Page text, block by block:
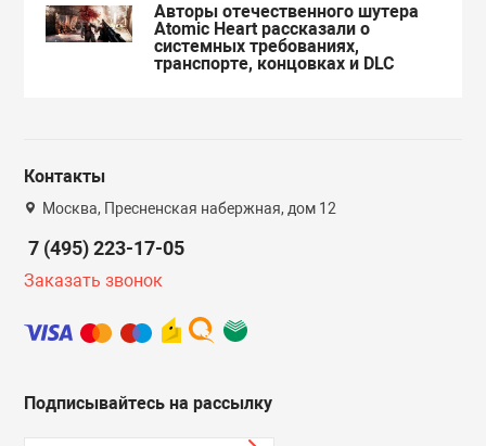
Авторы отечественного шутера
Atomic Heart рассказали о
системных требованиях,
транспорте, концовках и DLC
Контакты
Москва, Пресненская набержная, дом 12
7 (495) 223-17-05
Заказать звонок
Подписывайтесь на рассылку